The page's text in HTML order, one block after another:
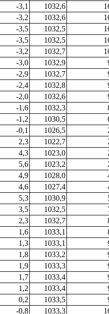
-3,1 1032,6
-3,2 1032,6
-3,5 1032,5
-3,5 1032,5
-3,2 1032,7
-3,0 1032,9
-2,9 1032,7
-2,4 1032,8
-2,0 1032,6
-1,6 1032,3
-1,2 1030,5
-0,1 1026,5
2,3 1022,7
4,3 1023,0
5,6 1023,2
4,9 1028,0
4,6 1027,4
5,3 1030,9
3,5 1032,5
2,3 1032,7
1,6 1033,1
1,3 1033,1
1,8 1033,2
1,9 1033,3
1,7 1033,4
1,2 1033,4
0,2 1033,5
-0,8 1033,3